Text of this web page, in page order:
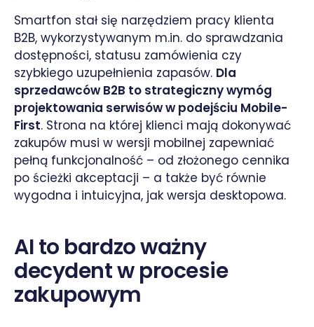
Smartfon stał się narzędziem pracy klienta
B2B, wykorzystywanym m.in. do sprawdzania
dostępności, statusu zamówienia czy
szybkiego uzupełnienia zapasów. Dla
sprzedawców B2B to strategiczny wymóg
projektowania serwisów w podejściu Mobile-
First. Strona na której klienci mają dokonywać
zakupów musi w wersji mobilnej zapewniać
pełną funkcjonalność – od złożonego cennika
po ścieżki akceptacji – a także być równie
wygodna i intuicyjna, jak wersja desktopowa.
AI to bardzo ważny
decydent w procesie
zakupowym